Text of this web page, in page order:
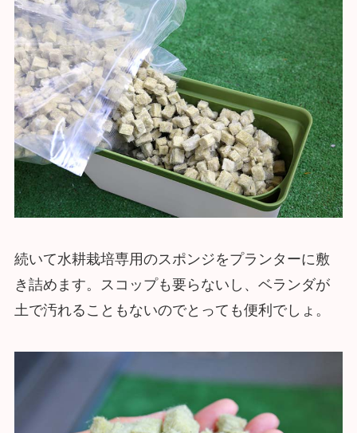
続いて水耕栽培専用のスポンジをプランターに敷
き詰めます。スコップも要らないし、ベランダが
土で汚れることもないのでとっても便利でしょ。